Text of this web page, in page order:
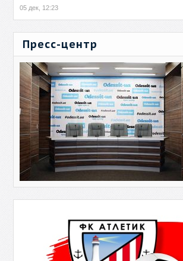
05 дек, 12:23
Пресс-центр